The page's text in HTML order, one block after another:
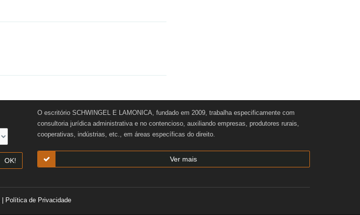
OK!
O escritório SCHWINGEL E LAMONICA, fundado em 2009, trabalha especificamente com
consultoria jurídica administrativa e no contencioso, auxiliando empresas, produtores rurais,
cooperativas, indústrias, etc., em áreas específicas do direito.
Ver mais
| Política de Privacidade